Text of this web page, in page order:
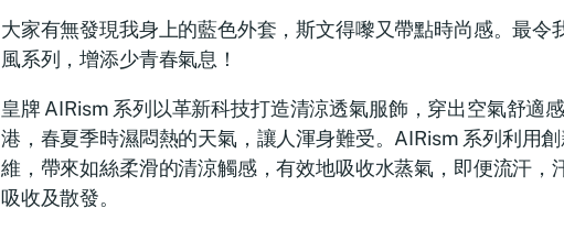
大家有無發現我身上的藍色外套，斯文得嚟又帶點時尚感。最令
風系列，增添少青春氣息！
皇牌 AIRism 系列以革新科技打造清涼透氣服飾，穿出空氣舒適
港，春夏季時濕悶熱的天氣，讓人渾身難受。AIRism 系列利用
維，帶來如絲柔滑的清涼觸感，有效地吸收水蒸氣，即便流汗，
吸收及散發。